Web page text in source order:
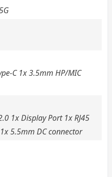
C 1x 3.5mm HP/MIC
1x Display Port 1x RJ45
5.5mm DC connector